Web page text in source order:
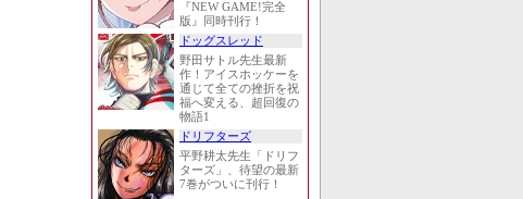
『NEW GAME!完全
版』同時刊行！
ドッグスレッド
野田サトル先生最新
作！アイスホッケーを
通じて全ての挫折を祝
福へ変える、超回復の
物語1
ドリフターズ
平野耕太先生「ドリフ
ターズ」、待望の最新
7巻がついに刊行！